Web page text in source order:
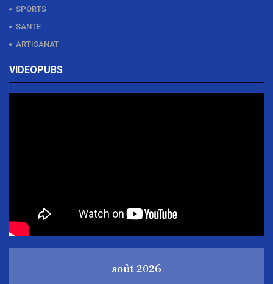
SPORTS
SANTE
ARTISANAT
VIDEOPUBS
août 2026